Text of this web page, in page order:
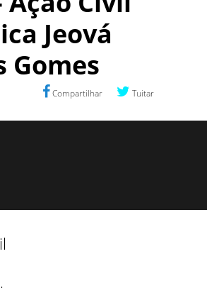
Jeová
Gomes
Compartilhar Tuitar